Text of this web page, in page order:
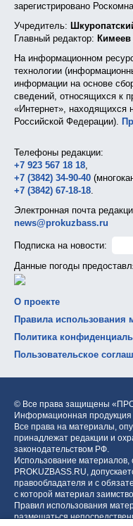
зарегистрировано
Учредитель:
Главный редактор:
На информационном
технологии
информации на основе
сведений, относящихся к
«Интернет», находящихся
Российской Федерации).
Телефоны редакции:
+7 923 567 18 18,
+7 (3842) 34-90-40
+7 (3842) 67-18-18.
Электронная почта
news@prokuzbass.ru
Подписка на новости:
Данные погоды
О проекте
Правила использования
Политика
Пользовательское
© Все права защищены
Информационная
Все права на материалы,
принадлежат редакции и
законодательством РФ.
Использование материалов,
PROKUZBASS.RU,
правообладателя и с
с которой материал
Правил использования
размещаться